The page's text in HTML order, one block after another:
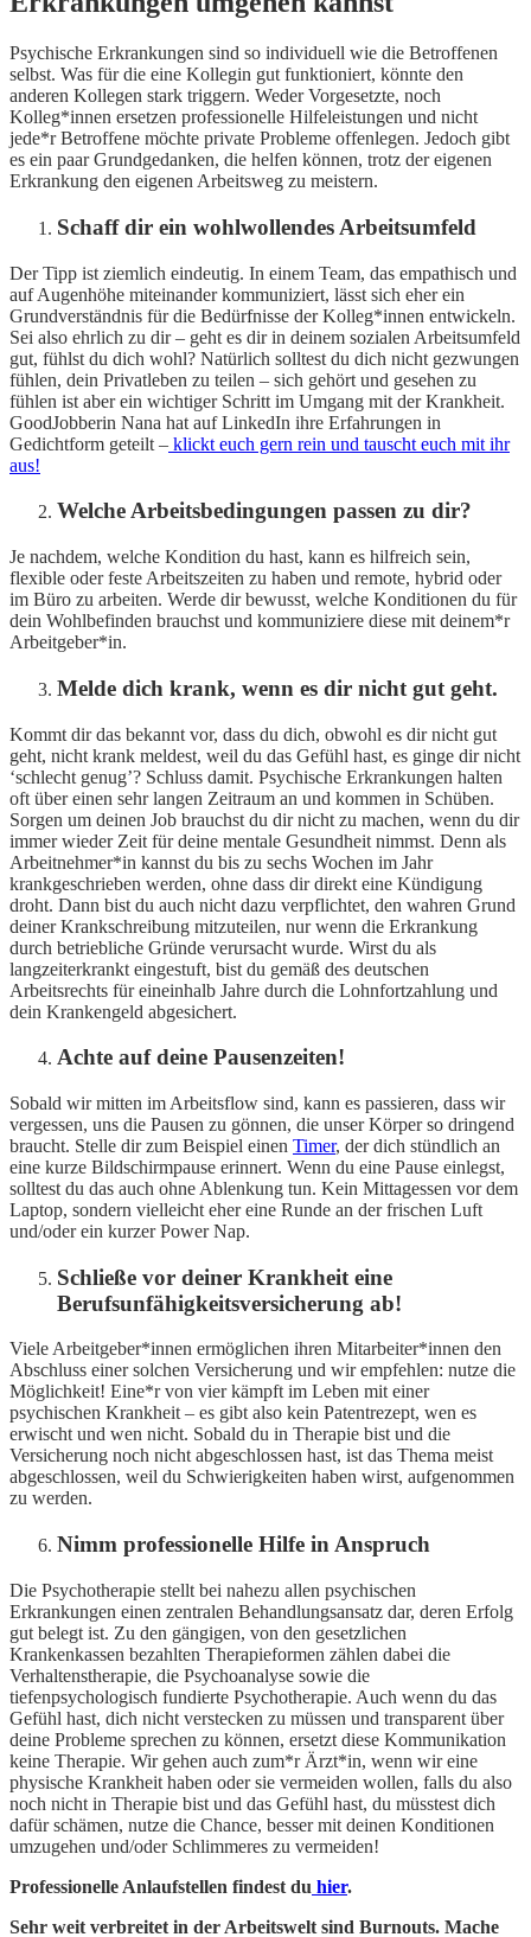
Psychische Erkrankungen sind so individuell wie die Betroffenen
selbst. Was für die eine Kollegin gut funktioniert, könnte den
anderen Kollegen stark triggern. Weder Vorgesetzte, noch
Kolleg*innen ersetzen professionelle Hilfeleistungen und nicht
jede*r Betroffene möchte private Probleme offenlegen. Jedoch gibt
es ein paar Grundgedanken, die helfen können, trotz der eigenen
Erkrankung den eigenen Arbeitsweg zu meistern.
Schaff dir ein wohlwollendes Arbeitsumfeld
Der Tipp ist ziemlich eindeutig. In einem Team, das empathisch und
auf Augenhöhe miteinander kommuniziert, lässt sich eher ein
Grundverständnis für die Bedürfnisse der Kolleg*innen entwickeln.
Sei also ehrlich zu dir – geht es dir in deinem sozialen Arbeitsumfeld
gut, fühlst du dich wohl? Natürlich solltest du dich nicht gezwungen
fühlen, dein Privatleben zu teilen – sich gehört und gesehen zu
fühlen ist aber ein wichtiger Schritt im Umgang mit der Krankheit.
GoodJobberin Nana hat auf LinkedIn ihre Erfahrungen in
Gedichtform geteilt – klickt euch gern rein und tauscht euch mit ihr
aus!
Welche Arbeitsbedingungen passen zu dir?
Je nachdem, welche Kondition du hast, kann es hilfreich sein,
flexible oder feste Arbeitszeiten zu haben und remote, hybrid oder
im Büro zu arbeiten. Werde dir bewusst, welche Konditionen du für
dein Wohlbefinden brauchst und kommuniziere diese mit deinem*r
Arbeitgeber*in.
Melde dich krank, wenn es dir nicht gut geht.
Kommt dir das bekannt vor, dass du dich, obwohl es dir nicht gut
geht, nicht krank meldest, weil du das Gefühl hast, es ginge dir nicht
‘schlecht genug’? Schluss damit. Psychische Erkrankungen halten
oft über einen sehr langen Zeitraum an und kommen in Schüben.
Sorgen um deinen Job brauchst du dir nicht zu machen, wenn du dir
immer wieder Zeit für deine mentale Gesundheit nimmst. Denn als
Arbeitnehmer*in kannst du bis zu sechs Wochen im Jahr
krankgeschrieben werden, ohne dass dir direkt eine Kündigung
droht. Dann bist du auch nicht dazu verpflichtet, den wahren Grund
deiner Krankschreibung mitzuteilen, nur wenn die Erkrankung
durch betriebliche Gründe verursacht wurde. Wirst du als
langzeiterkrankt eingestuft, bist du gemäß des deutschen
Arbeitsrechts für eineinhalb Jahre durch die Lohnfortzahlung und
dein Krankengeld abgesichert.
Achte auf deine Pausenzeiten!
Sobald wir mitten im Arbeitsflow sind, kann es passieren, dass wir
vergessen, uns die Pausen zu gönnen, die unser Körper so dringend
braucht. Stelle dir zum Beispiel einen Timer, der dich stündlich an
eine kurze Bildschirmpause erinnert. Wenn du eine Pause einlegst,
solltest du das auch ohne Ablenkung tun. Kein Mittagessen vor dem
Laptop, sondern vielleicht eher eine Runde an der frischen Luft
und/oder ein kurzer Power Nap.
Schließe vor deiner Krankheit eine
Berufsunfähigkeitsversicherung ab!
Viele Arbeitgeber*innen ermöglichen ihren Mitarbeiter*innen den
Abschluss einer solchen Versicherung und wir empfehlen: nutze die
Möglichkeit! Eine*r von vier kämpft im Leben mit einer
psychischen Krankheit – es gibt also kein Patentrezept, wen es
erwischt und wen nicht. Sobald du in Therapie bist und die
Versicherung noch nicht abgeschlossen hast, ist das Thema meist
abgeschlossen, weil du Schwierigkeiten haben wirst, aufgenommen
zu werden.
Nimm professionelle Hilfe in Anspruch
Die Psychotherapie stellt bei nahezu allen psychischen
Erkrankungen einen zentralen Behandlungsansatz dar, deren Erfolg
gut belegt ist. Zu den gängigen, von den gesetzlichen
Krankenkassen bezahlten Therapieformen zählen dabei die
Verhaltenstherapie, die Psychoanalyse sowie die
tiefenpsychologisch fundierte Psychotherapie. Auch wenn du das
Gefühl hast, dich nicht verstecken zu müssen und transparent über
deine Probleme sprechen zu können, ersetzt diese Kommunikation
keine Therapie. Wir gehen auch zum*r Ärzt*in, wenn wir eine
physische Krankheit haben oder sie vermeiden wollen, falls du also
noch nicht in Therapie bist und das Gefühl hast, du müsstest dich
dafür schämen, nutze die Chance, besser mit deinen Konditionen
umzugehen und/oder Schlimmeres zu vermeiden!
Professionelle Anlaufstellen findest du hier.
Sehr weit verbreitet in der Arbeitswelt sind Burnouts. Mache